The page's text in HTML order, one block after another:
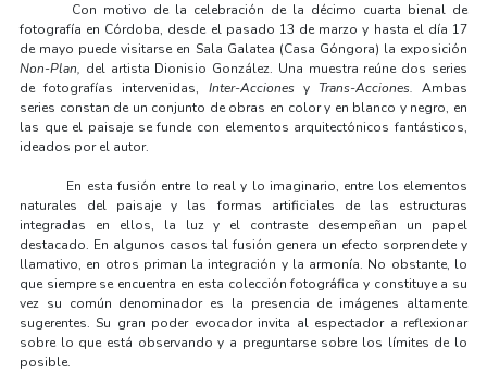
Con motivo de la celebración de la décimo cuarta bienal de
fotografía en Córdoba, desde el pasado 13 de marzo y hasta el día 17
de mayo puede visitarse en Sala Galatea (Casa Góngora) la exposición
Non-Plan, del artista Dionisio González. Una muestra reúne dos series
de fotografías intervenidas, Inter-Acciones y Trans-Acciones.Ambas
series constan de un conjunto de obras en color y en blanco y negro, en
las que el paisaje se funde con elementos arquitectónicos fantásticos,
ideados por el autor.
En esta fusión entre lo real y lo imaginario, entre los elementos
naturales del paisaje y las formas artificiales de las estructuras
integradas en ellos, la luz y el contraste desempeñan un papel
destacado. En algunos casos tal fusión genera un efecto sorprendete y
llamativo, en otros priman la integración y la armonía. No obstante, lo
que siempre se encuentra en esta colección fotográfica y constituye a su
vez su común denominador es la presencia de imágenes altamente
sugerentes. Su gran poder evocador invita al espectador a reflexionar
sobre lo que está observando y a preguntarse sobre los límites de lo
posible.